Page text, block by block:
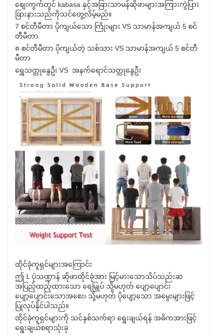
စျေးကွက်တွင် kabasa နှင့်အခြားသာမန်ဆိုဖာများအကြားကွဲပြား
ခြားနားသည်ကိုသင်တွေ့လိမ့်မည်။
7 စင်တီမီတာ ပိုကျယ်သော ကြိုးများ VS သာမာန်အကျယ် 5 စင်
တီမီတာ
၈ စင်တီမီတာ ပိုကျယ်တဲ့ သစ်သား VS သာမာန်အကျယ် 5 စင်တီ
မီတာ
ရွှေသတ္တုနွေဦး VS အနက်ရောင်သတ္တုနွေဦး
ထိုင်ခုံကူရှင်များအကြောင်း
ဤ L ပုံသဏ္ဍာန် ဆိုဖာထိုင်ခုံအား မြင့်မားသောသိပ်သည်းဆ
အပြည့်ထည့်ထားသော ရေမြှုပ် သို့မဟုတ် ပျော့ပျောင်း
ပျော့ပျောင်းသောအစေး၊ သို့မဟုတ် ပိုပျော့သော အမွေးများဖြင့်
ပြုလုပ်နိုင်ပါသည်။
ထိုင်ခုံကူရှင်များကို သင်နှစ်သက်ရာ ရွေးချယ်ရန် အဓိကအားဖြင့်
ရွေးချယ်စရာသုံးခု